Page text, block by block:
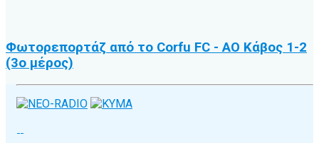
Φωτορεπορτάζ από το Corfu FC - ΑΟ Κάβος 1-2
(3ο μέρος)